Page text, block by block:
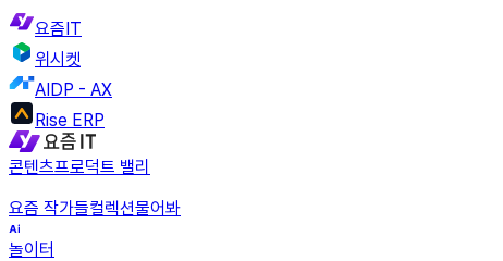
요즘IT
위시켓
AIDP - AX
Rise ERP
콘텐츠프로덕트 밸리
요즘 작가들컬렉션물어봐
놀이터